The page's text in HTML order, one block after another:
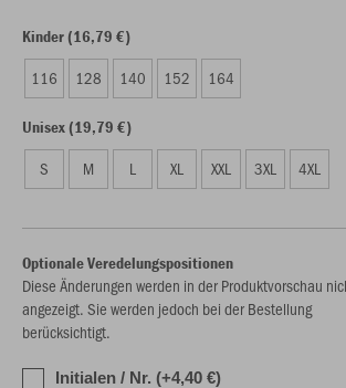
Kinder (16,79 €)
116 128 140 152 164
Unisex (19,79 €)
S M L XL XXL 3XL 4XL
Optionale Veredelungspositionen
Diese Änderungen werden in der Produktvorschau
angezeigt. Sie werden jedoch bei der Bestellung
berücksichtigt.
Initialen / Nr. (+4,40 €)